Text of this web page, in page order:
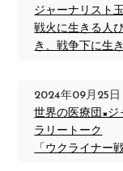
ジャーナリスト
戦火に生きる人
き、戦争下に生
2024年09月25日
世界の医療団×
ラリートーク
「ウクライナー